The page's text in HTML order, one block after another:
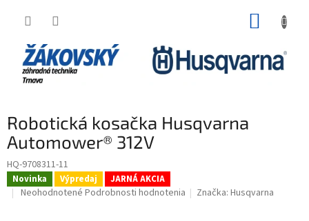
Robotická kosačka Husqvarna
Automower® 312V
HQ-9708311-11
Novinka Výpredaj JARNÁ AKCIA
Priemerné hodnotenie produktu je 0,0 z 5 hviezdičiek.
Neohodnotené Podrobnosti hodnotenia Značka:Husqvarna